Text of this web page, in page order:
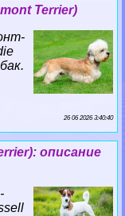
Terrier)
26 06 2026 3:40:40
описание